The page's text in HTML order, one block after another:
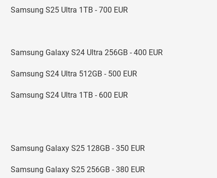
Samsung S25 Ultra 1TB - 700 EUR
Samsung Galaxy S24 Ultra 256GB - 400 EUR
Samsung S24 Ultra 512GB - 500 EUR
Samsung S24 Ultra 1TB - 600 EUR
Samsung Galaxy S25 128GB - 350 EUR
Samsung Galaxy S25 256GB - 380 EUR